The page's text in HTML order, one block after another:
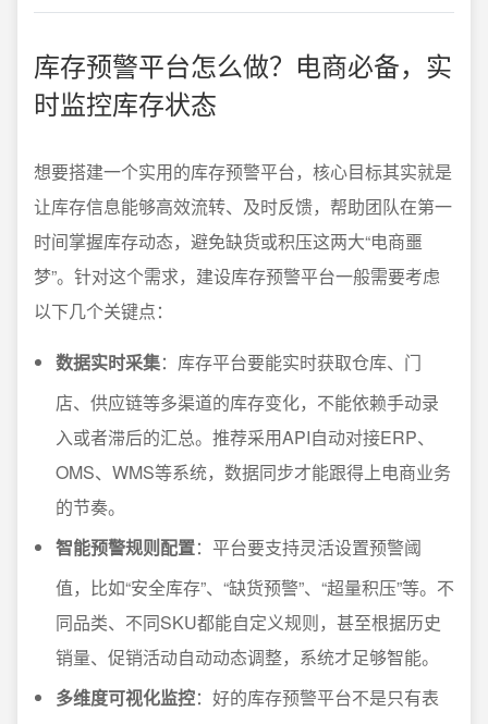
库存预警平台怎么做？电商必备，实
时监控库存状态
想要搭建一个实用的库存预警平台，核心目标其实就是
让库存信息能够高效流转、及时反馈，帮助团队在第一
时间掌握库存动态，避免缺货或积压这两大“电商噩
梦”。针对这个需求，建设库存预警平台一般需要考虑
以下几个关键点：
数据实时采集：库存平台要能实时获取仓库、门
店、供应链等多渠道的库存变化，不能依赖手动录
入或者滞后的汇总。推荐采用API自动对接ERP、
OMS、WMS等系统，数据同步才能跟得上电商业务
的节奏。
智能预警规则配置：平台要支持灵活设置预警阈
值，比如“安全库存”、“缺货预警”、“超量积压”等。不
同品类、不同SKU都能自定义规则，甚至根据历史
销量、促销活动自动动态调整，系统才足够智能。
多维度可视化监控：好的库存预警平台不是只有表